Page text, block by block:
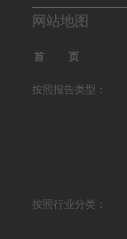
网站地图
首 页
按照报告类型：
按照行业分类：